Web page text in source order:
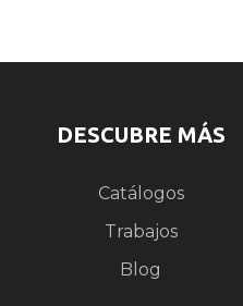
DESCUBRE MÁS
Catálogos
Trabajos
Blog